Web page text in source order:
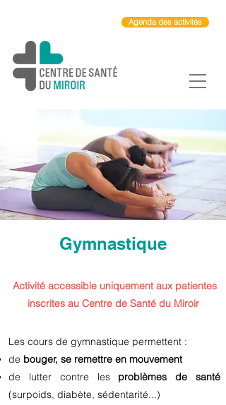
Agenda des activités
Gymnastique
Activité accessible uniquement aux patientes
inscrites au Centre de Santé du Miroir
Les cours de gymnastique permettent :
de bouger, se remettre en mouvement
de lutter contre les problèmes de santé
(surpoids, diabète, sédentarité...)